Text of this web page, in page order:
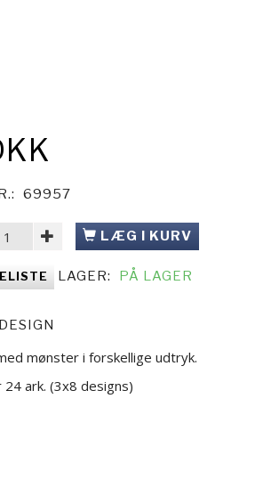
69957
LÆG I KURV
LAGER: PÅ LAGER
mønster i forskellige udtryk.
24 ark. (3x8 designs)